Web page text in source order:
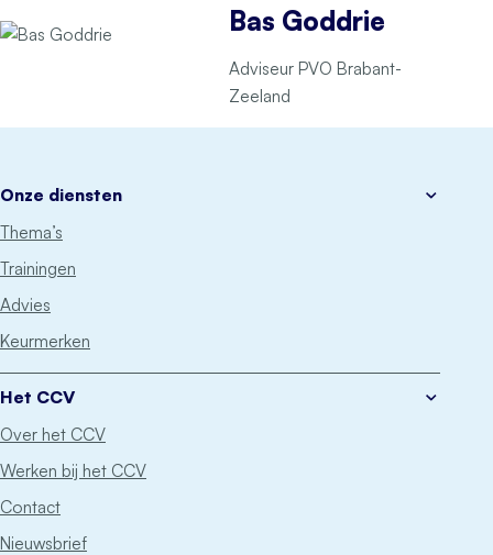
Bas Goddrie
Adviseur PVO Brabant-
Zeeland
Onze diensten
Thema’s
Trainingen
Advies
Keurmerken
Het CCV
Over het CCV
Werken bij het CCV
Contact
Nieuwsbrief